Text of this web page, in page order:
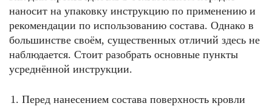
наносит на упаковку инструкцию по применению и
рекомендации по использованию состава. Однако в
большинстве своём, существенных отличий здесь не
наблюдается. Стоит разобрать основные пункты
усреднённой инструкции.
Перед нанесением состава поверхность кровли